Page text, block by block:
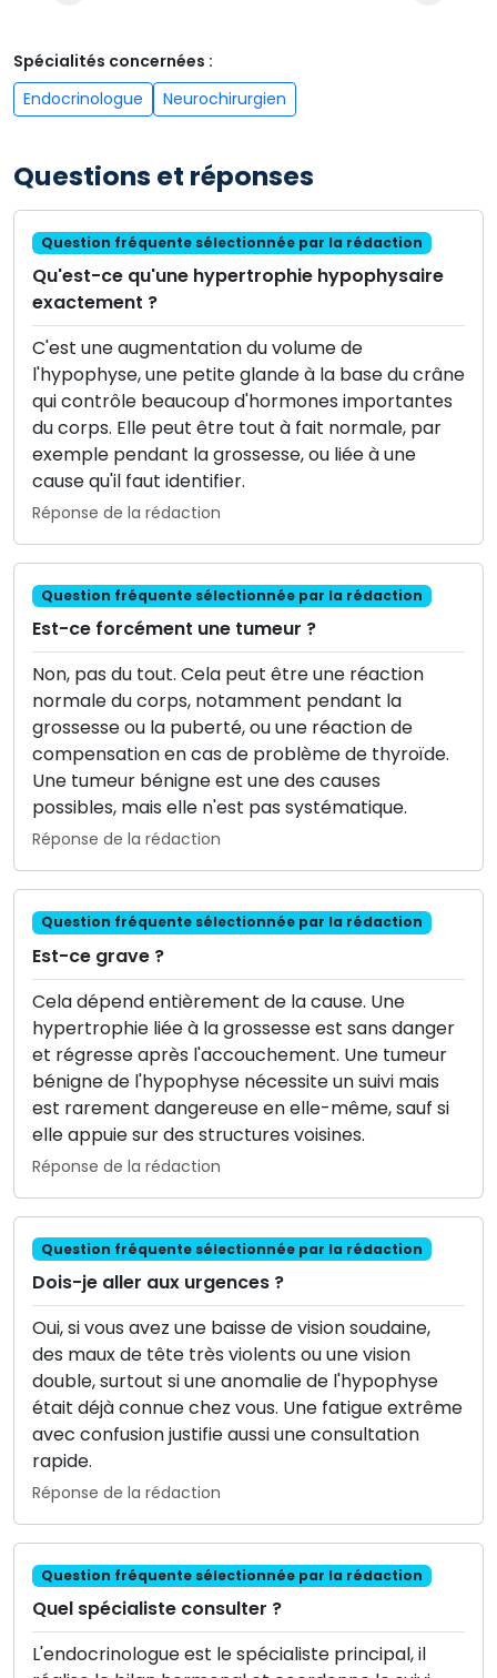
Spécialités concernées :
Endocrinologue
Neurochirurgien
Questions et réponses
Question fréquente sélectionnée par la rédaction
Qu'est-ce qu'une hypertrophie hypophysaire
exactement ?
C'est une augmentation du volume de
l'hypophyse, une petite glande à la base du crâne
qui contrôle beaucoup d'hormones importantes
du corps. Elle peut être tout à fait normale, par
exemple pendant la grossesse, ou liée à une
cause qu'il faut identifier.
Réponse de la rédaction
Question fréquente sélectionnée par la rédaction
Est-ce forcément une tumeur ?
Non, pas du tout. Cela peut être une réaction
normale du corps, notamment pendant la
grossesse ou la puberté, ou une réaction de
compensation en cas de problème de thyroïde.
Une tumeur bénigne est une des causes
possibles, mais elle n'est pas systématique.
Réponse de la rédaction
Question fréquente sélectionnée par la rédaction
Est-ce grave ?
Cela dépend entièrement de la cause. Une
hypertrophie liée à la grossesse est sans danger
et régresse après l'accouchement. Une tumeur
bénigne de l'hypophyse nécessite un suivi mais
est rarement dangereuse en elle-même, sauf si
elle appuie sur des structures voisines.
Réponse de la rédaction
Question fréquente sélectionnée par la rédaction
Dois-je aller aux urgences ?
Oui, si vous avez une baisse de vision soudaine,
des maux de tête très violents ou une vision
double, surtout si une anomalie de l'hypophyse
était déjà connue chez vous. Une fatigue extrême
avec confusion justifie aussi une consultation
rapide.
Réponse de la rédaction
Question fréquente sélectionnée par la rédaction
Quel spécialiste consulter ?
L'endocrinologue est le spécialiste principal, il